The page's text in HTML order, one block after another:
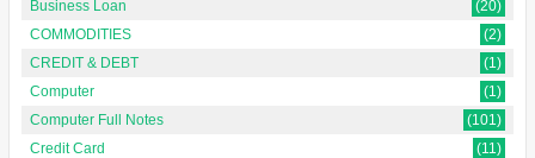
Business Loan
(20)
COMMODITIES
(2)
CREDIT & DEBT
(1)
Computer
(1)
Computer Full Notes
(101)
Credit Card
(11)